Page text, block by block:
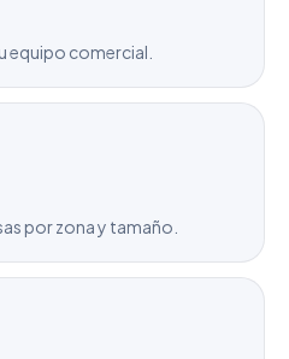
equipo comercial.
por zona y tamaño.